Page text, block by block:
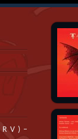
R V ) –